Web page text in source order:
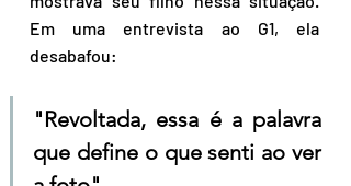
Em uma entrevista ao G1, ela
desabafou:
"Revoltada, essa é a palavra
que define o que senti ao ver